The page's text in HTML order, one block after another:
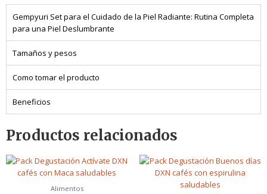
Gempyuri Set para el Cuidado de la Piel Radiante: Rutina Completa
para una Piel Deslumbrante
Tamaños y pesos
Como tomar el producto
Beneficios
Productos relacionados
Alimentos